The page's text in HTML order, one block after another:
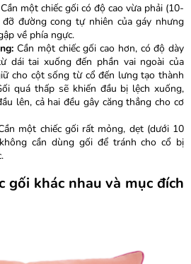
Cần một chiếc gối có độ cao vừa phải (10-
đường cong tự nhiên của gáy nhưng
về phía ngực.
Cần một chiếc gối cao hơn, có độ dày
dái tai xuống đến phần vai ngoài của
cho cột sống từ cổ đến lưng tạo thành
quá thấp sẽ khiến đầu bị lệch xuống,
lên, cả hai đều gây căng thẳng cho cơ
một chiếc gối rất mỏng, dẹt (dưới 10
cần dùng gối để tránh cho cổ bị
gối khác nhau và mục đích